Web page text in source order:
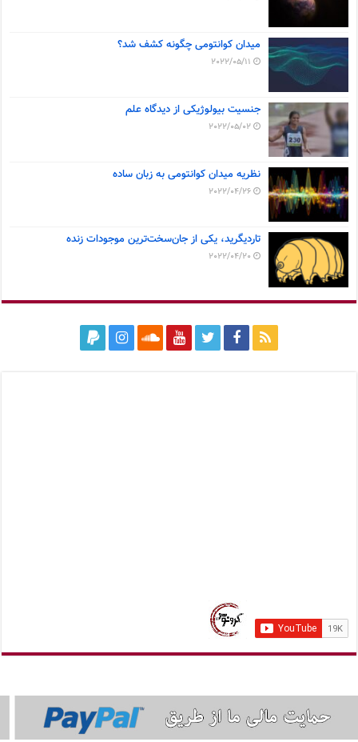
میدان کوانتومی چگونه کشف شد؟
2022/05/11
جنسیت بیولوژیکی از دیدگاه علم
2022/05/02
نظریه میدان کوانتومی به زبان ساده
2022/04/26
تاردیگرید، یکی از جان‌سخت‌ترین موجودات زنده
2022/04/20